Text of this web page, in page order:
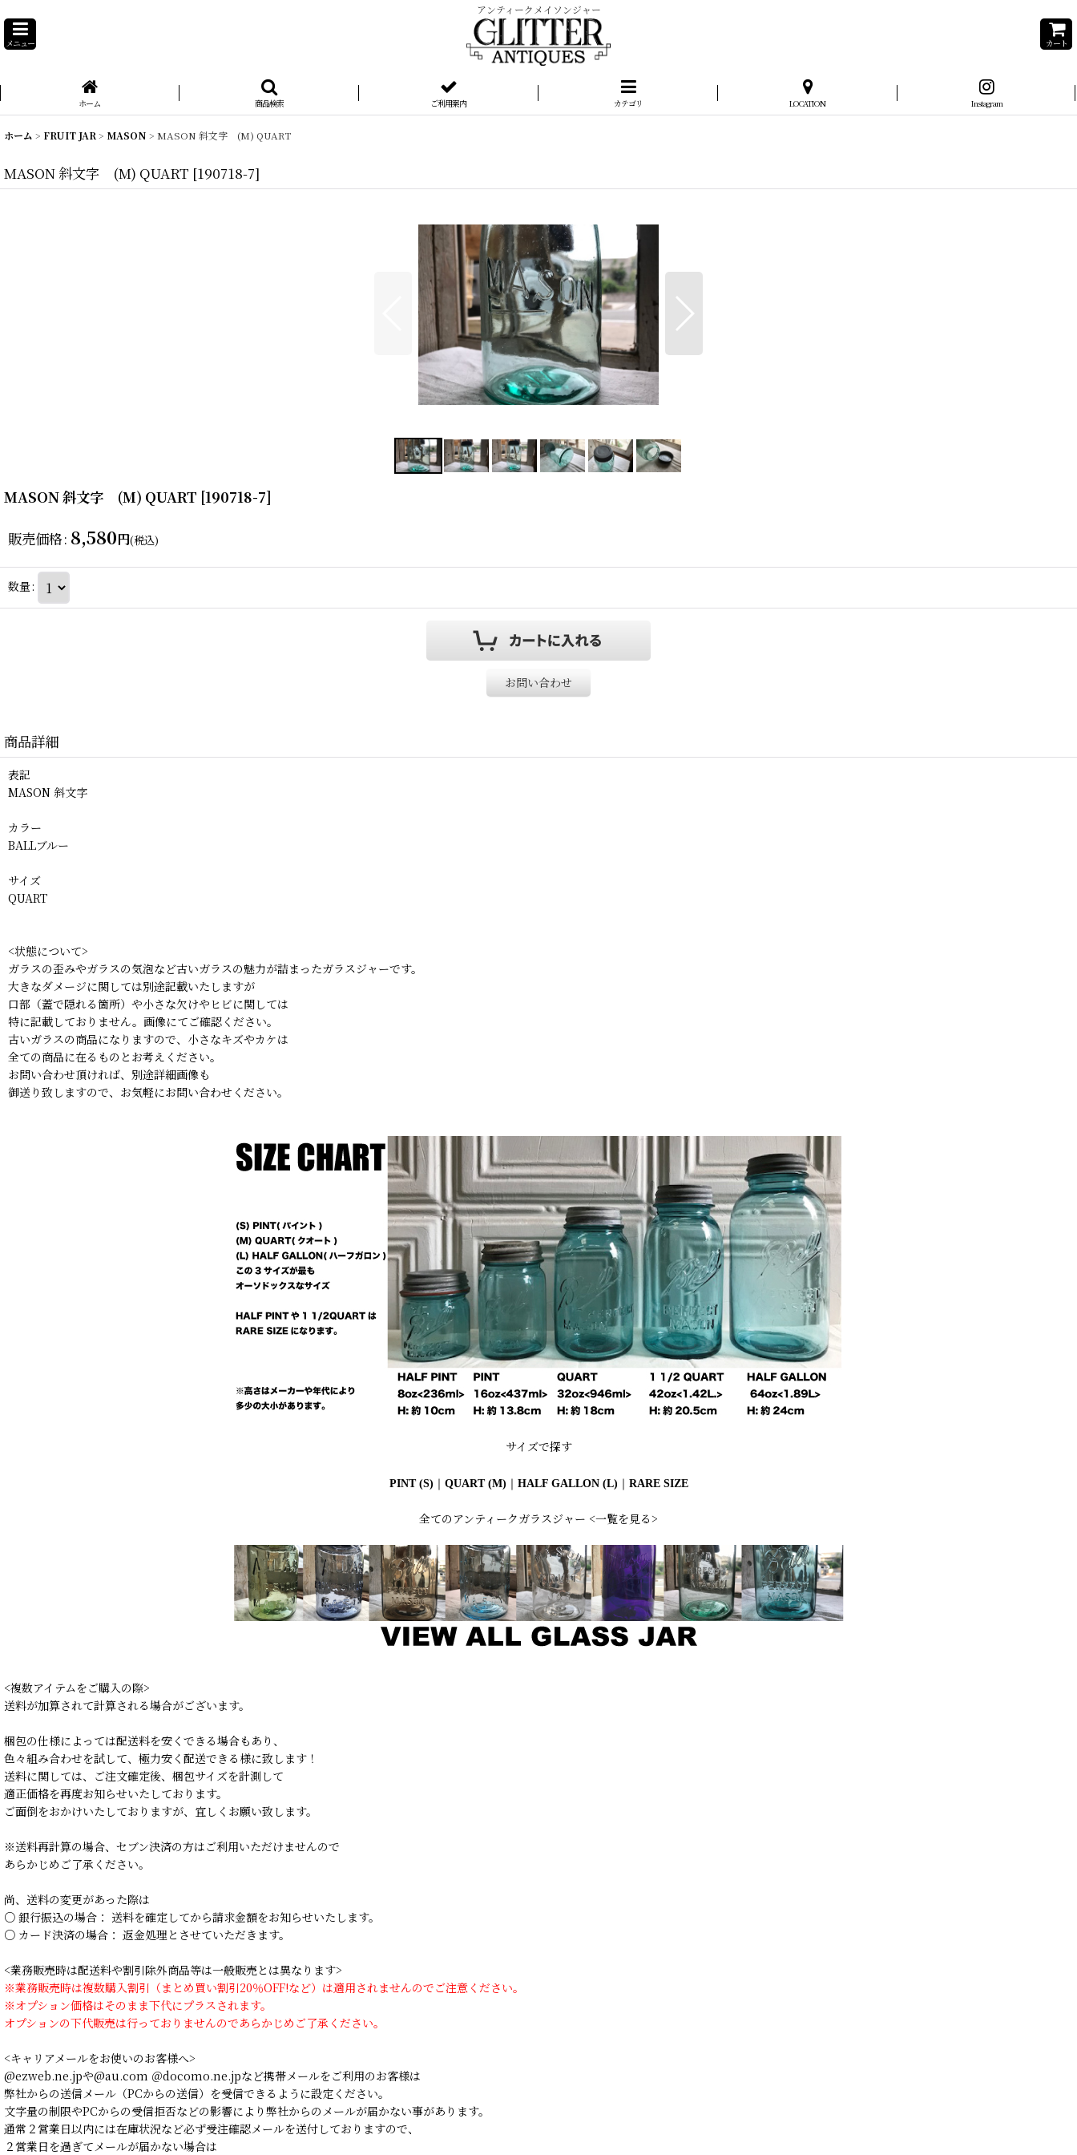
アンティークメイソンジャー
メニュー カート
ホーム 商品検索 ご利用案内 カテゴリ LOCATION Instagram
ホーム > FRUIT JAR > MASON > MASON 斜文字 (M) QUART
MASON 斜文字 (M) QUART [190718-7]
MASON 斜文字 (M) QUART [190718-7]
販売価格: 8,580円(税込)
数量:
お問い合わせ
商品詳細
表記
MASON 斜文字
カラー
BALLブルー
サイズ
QUART
<状態について>
ガラスの歪みやガラスの気泡など古いガラスの魅力が詰まったガラスジャーです。
大きなダメージに関しては別途記載いたしますが
口部（蓋で隠れる箇所）や小さな欠けやヒビに関しては
特に記載しておりません。画像にてご確認ください。
古いガラスの商品になりますので、小さなキズやカケは
全ての商品に在るものとお考えください。
お問い合わせ頂ければ、別途詳細画像も
御送り致しますので、お気軽にお問い合わせください。
サイズで探す
PINT (S) ｜ QUART (M) ｜ HALF GALLON (L) ｜ RARE SIZE
全てのアンティークガラスジャー <一覧を見る>
<複数アイテムをご購入の際>
送料が加算されて計算される場合がございます。
梱包の仕様によっては配送料を安くできる場合もあり、
色々組み合わせを試して、極力安く配送できる様に致します！
送料に関しては、ご注文確定後、梱包サイズを計測して
適正価格を再度お知らせいたしております。
ご面倒をおかけいたしておりますが、宜しくお願い致します。
※送料再計算の場合、セブン決済の方はご利用いただけませんので
あらかじめご了承ください。
尚、送料の変更があった際は
○ 銀行振込の場合： 送料を確定してから請求金額をお知らせいたします。
○ カード決済の場合： 返金処理とさせていただきます。
<業務販売時は配送料や割引除外商品等は一般販売とは異なります>
※業務販売時は複数購入割引（まとめ買い割引20％OFF!など）は適用されませんのでご注意ください。
※オプション価格はそのまま下代にプラスされます。
オプションの下代販売は行っておりませんのであらかじめご了承ください。
<キャリアメールをお使いのお客様へ>
@ezweb.ne.jpや@au.com ＠docomo.ne.jpなど携帯メールをご利用のお客様は
弊社からの送信メール（PCからの送信）を受信できるように設定ください。
文字量の制限やPCからの受信拒否などの影響により弊社からのメールが届かない事があります。
通常２営業日以内には在庫状況など必ず受注確認メールを送付しておりますので、
２営業日を過ぎてメールが届かない場合は